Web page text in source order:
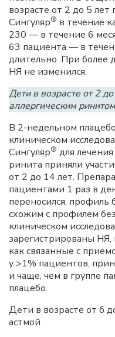
возрасте от 2 до 5 лет
Сингуляр® в течение
230 — в течение 6
63 пациента — в
длительно. При более
НЯ не изменился.
Дети в возрасте от 2
аллергическим ринитом
В 2-недельном
клиническом
Сингуляр® для
ринита приняли
от 2 до 14 лет.
пациентами 1 раз в
переносился, профиль
схожим с профилем
клиническом
зарегистрированы
как связанные с
у >1% пациентов,
и чаще, чем в группе
плацебо.
Дети в возрасте от б
астмой